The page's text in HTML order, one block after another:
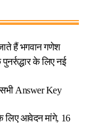
हैं भगवान गणेश
के लिए नई
सभी Answer Key
लिए आवेदन मांगे, 16